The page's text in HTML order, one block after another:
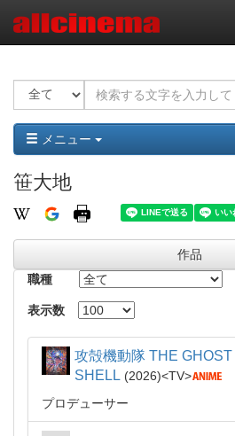
メニュー
笹大地
作品
職種
表示数
攻殻機動隊 THE
SHELL
2026
TV
プロデューサー